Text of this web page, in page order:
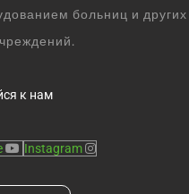
больниц и других
к нам
Instagram